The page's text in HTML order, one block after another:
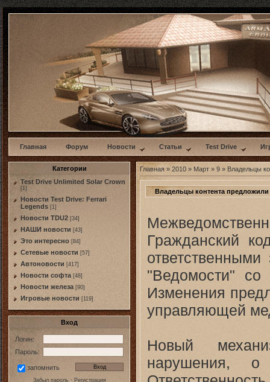
w
Главная Форум Новости Статьи Test Drive
Категории
Test Drive Unlimited Solar Crown
[1]
Новости Test Drive: Ferrari
Legends [1]
Новости TDU2 [34]
НАШИ новости [43]
Это интересно [84]
Сетевые новости [57]
Автоновости [417]
Новости софта [48]
Новоcти железа [90]
Игровые новости [119]
Вход
Логин:
Пароль:
запомнить
Забыл пароль· Регистрация
Главная » 2010 » Март » 9 » Владельцы
Владельцы контента предложили
Гражданский
"Ведомости"
Изменения
управляющей
Новый
нарушения, о